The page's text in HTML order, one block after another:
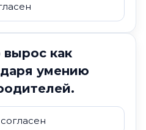
вырос как
умению